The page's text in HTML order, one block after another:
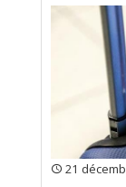
21